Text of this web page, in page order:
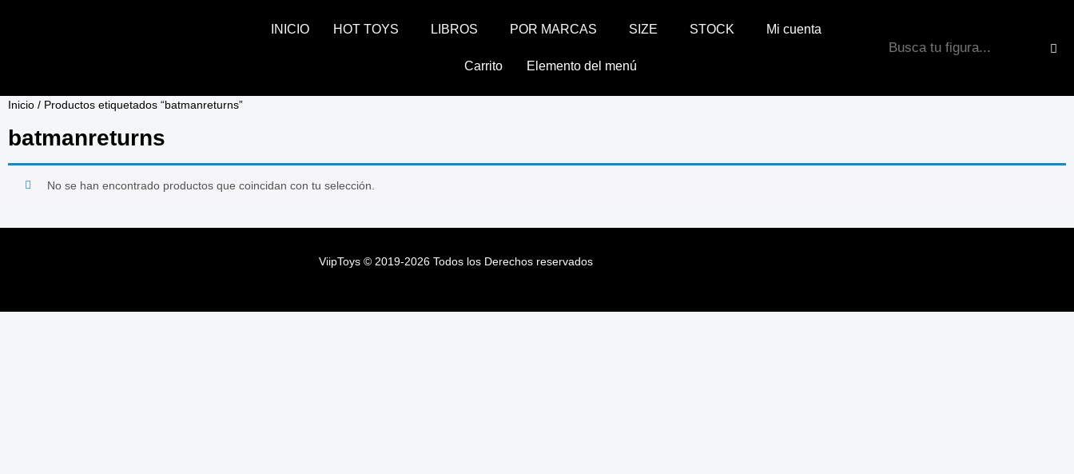
INICIO HOT TOYS LIBROS POR MARCAS SIZE STOCK Mi cuenta
Carrito Elemento del menú
Inicio / Productos etiquetados “batmanreturns”
batmanreturns
No se han encontrado productos que coincidan con tu selección.
ViipToys ©2019-2026Todos los Derechos reservados